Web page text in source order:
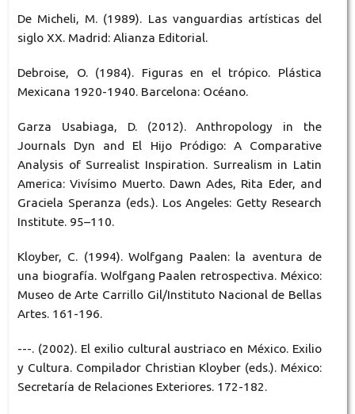
De Micheli, M. (1989). Las vanguardias artísticas del
siglo XX. Madrid: Alianza Editorial.
Debroise, O. (1984). Figuras en el trópico. Plástica
Mexicana 1920-1940. Barcelona: Océano.
Garza Usabiaga, D. (2012). Anthropology in the
Journals Dyn and El Hijo Pródigo: A Comparative
Analysis of Surrealist Inspiration. Surrealism in Latin
America: Vivísimo Muerto. Dawn Ades, Rita Eder, and
Graciela Speranza (eds.). Los Angeles: Getty Research
Institute. 95–110.
Kloyber, C. (1994). Wolfgang Paalen: la aventura de
una biografía. Wolfgang Paalen retrospectiva. México:
Museo de Arte Carrillo Gil/Instituto Nacional de Bellas
Artes. 161-196.
---. (2002). El exilio cultural austriaco en México. Exilio
y Cultura. Compilador Christian Kloyber (eds.). México:
Secretaría de Relaciones Exteriores. 172-182.